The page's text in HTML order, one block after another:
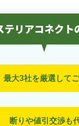
テリアコネクト
最大3社を厳選して
断りや値引交渉も